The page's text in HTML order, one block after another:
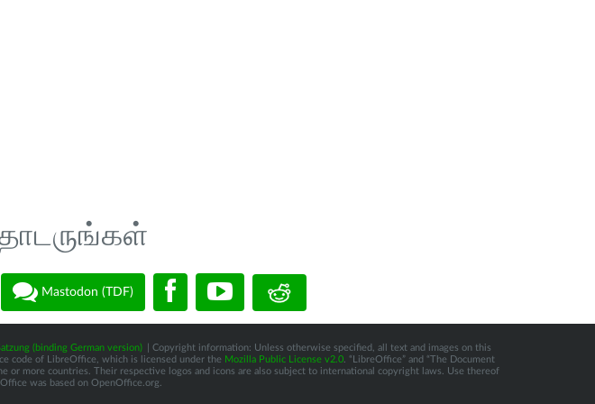
Mastodon (TDF)
(binding German version)
| Copyright information: Unless otherwise specified, all text and images on this
code of LibreOffice, which is licensed under the Mozilla Public License v2.0. “LibreOffice” and “The Document
or more countries. Their respective logos and icons are also subject to international copyright laws. Use thereof
was based on OpenOffice.org.